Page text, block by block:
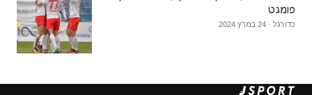
פומגט
כדורגל · 24 במרץ 2024